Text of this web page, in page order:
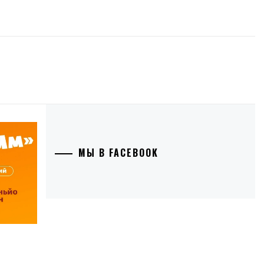
МЫ В FACEBOOK